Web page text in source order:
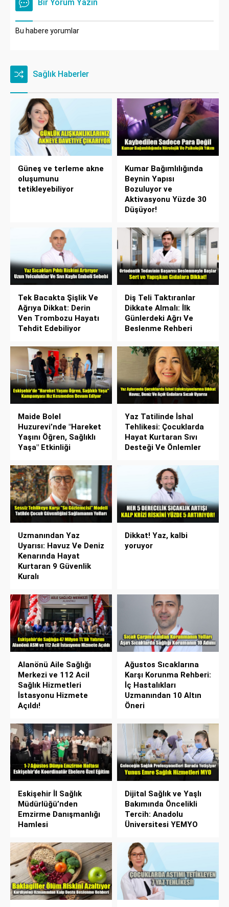
Bir Yorum Yazın
Bu habere yorumlar
Sağlık Haberler
Güneş ve terleme akne
oluşumunu
tetikleyebiliyor
Kumar Bağımlılığında
Beynin Yapısı
Bozuluyor ve
Aktivasyonu Yüzde 30
Düşüyor!
Tek Bacakta Şişlik Ve
Ağrıya Dikkat: Derin
Ven Trombozu Hayatı
Tehdit Edebiliyor
Diş Teli Taktıranlar
Dikkate Almalı: İlk
Günlerdeki Ağrı Ve
Beslenme Rehberi
Maide Bolel
Huzurevi’nde "Hareket
Yaşını Öğren, Sağlıklı
Yaşa" Etkinliği
Yaz Tatilinde İshal
Tehlikesi: Çocuklarda
Hayat Kurtaran Sıvı
Desteği Ve Önlemler
Uzmanından Yaz
Uyarısı: Havuz Ve Deniz
Kenarında Hayat
Kurtaran 9 Güvenlik
Kuralı
Dikkat! Yaz, kalbi
yoruyor
Alanönü Aile Sağlığı
Merkezi ve 112 Acil
Sağlık Hizmetleri
İstasyonu Hizmete
Açıldı!
Ağustos Sıcaklarına
Karşı Korunma Rehberi:
İç Hastalıkları
Uzmanından 10 Altın
Öneri
Eskişehir İl Sağlık
Müdürlüğü’nden
Emzirme Danışmanlığı
Hamlesi
Dijital Sağlık ve Yaşlı
Bakımında Öncelikli
Tercih: Anadolu
Üniversitesi YEMYO